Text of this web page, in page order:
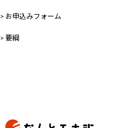
> お申込みフォーム
> 要綱